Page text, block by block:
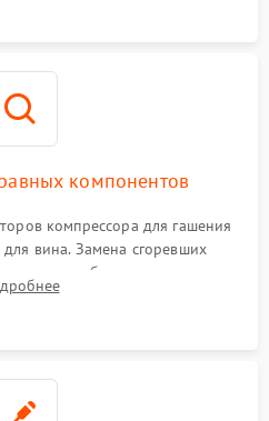
компонентов
компрессора для гашения
вина. Замена сгоревших
обдува, угольных
уплотнителей дверцы.